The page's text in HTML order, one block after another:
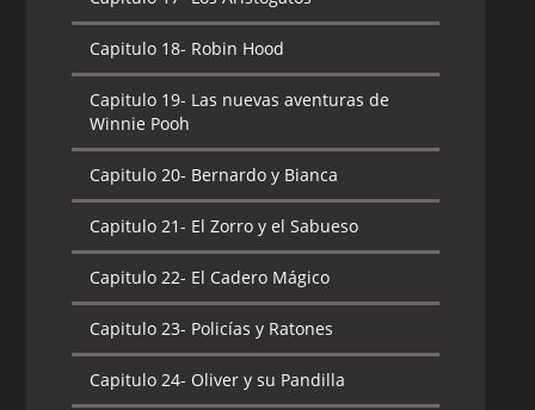
Capitulo 18- Robin Hood
Capitulo 19- Las nuevas aventuras de
Winnie Pooh
Capitulo 20- Bernardo y Bianca
Capitulo 21- El Zorro y el Sabueso
Capitulo 22- El Cadero Mágico
Capitulo 23- Policías y Ratones
Capitulo 24- Oliver y su Pandilla